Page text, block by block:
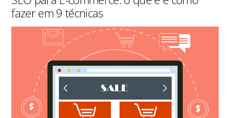
fazer em 9 técnicas